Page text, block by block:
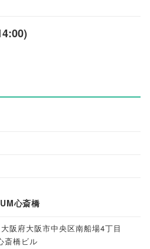
心斎橋
阪府大阪市中央区南船場4丁目
斎橋ビル